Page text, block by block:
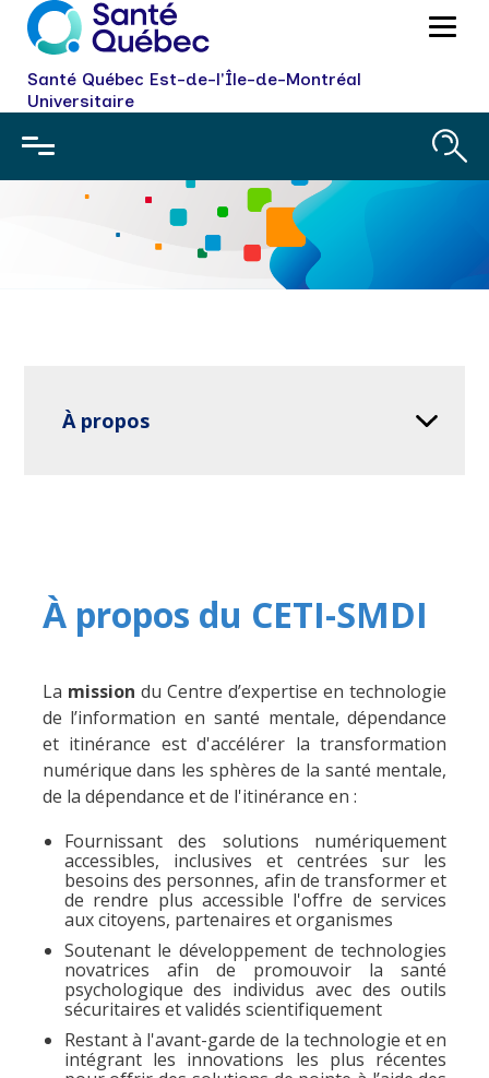
Santé Québec Est-de-l'Île-de-Montréal
Universitaire
À propos
À propos du CETI-SMDI
La mission du Centre d’expertise en technologie
de l’information en santé mentale, dépendance
et itinérance est d'accélérer la transformation
numérique dans les sphères de la santé mentale,
de la dépendance et de l'itinérance en :
Fournissant des solutions numériquement
accessibles, inclusives et centrées sur les
besoins des personnes, afin de transformer et
de rendre plus accessible l'offre de services
aux citoyens, partenaires et organismes
Soutenant le développement de technologies
novatrices afin de promouvoir la santé
psychologique des individus avec des outils
sécuritaires et validés scientifiquement
Restant à l'avant-garde de la technologie et en
intégrant les innovations les plus récentes